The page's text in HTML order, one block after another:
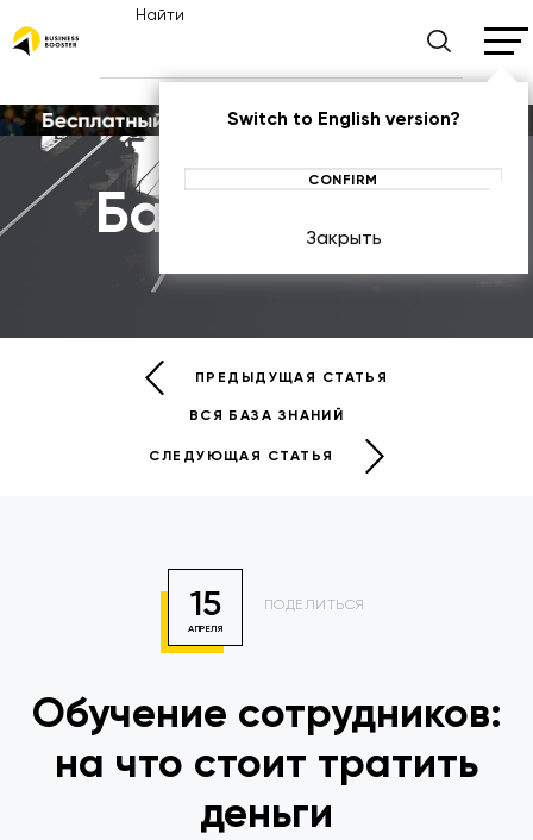
Найти
Switch to English version?
CONFIRM
Закрыть
База знаний
ПРЕДЫДУЩАЯ СТАТЬЯ
ВСЯ БАЗА ЗНАНИЙ
СЛЕДУЮЩАЯ СТАТЬЯ
15
АПРЕЛЯ
ПОДЕЛИТЬСЯ
Обучение сотрудников:
на что стоит тратить
деньги